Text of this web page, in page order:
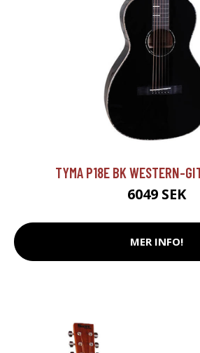
TYMA P18E BK WESTERN-
6049 SEK
MER INFO!